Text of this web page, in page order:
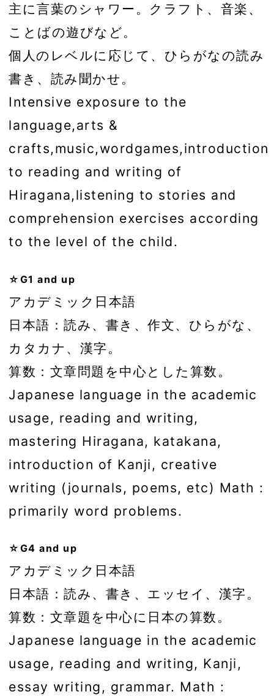
主に言葉のシャワー。クラフト、音楽、
ことばの遊びなど。
個人のレベルに応じて、ひらがなの読み
書き、読み聞かせ。
Intensive exposure to the
language,arts &
crafts,music,wordgames,introduction
to reading and writing of
Hiragana,listening to stories and
comprehension exercises according
to the level of the child.
☆G1 and up
アカデミック日本語
日本語：読み、書き、作文、ひらがな、
カタカナ、漢字。
算数：文章問題を中心とした算数。
Japanese language in the academic
usage, reading and writing,
mastering Hiragana, katakana,
introduction of Kanji, creative
writing (journals, poems, etc) Math :
primarily word problems.
☆G4 and up
アカデミック日本語
日本語：読み、書き、エッセイ、漢字。
算数：文章題を中心に日本の算数。
Japanese language in the academic
usage, reading and writing, Kanji,
essay writing, grammar. Math :